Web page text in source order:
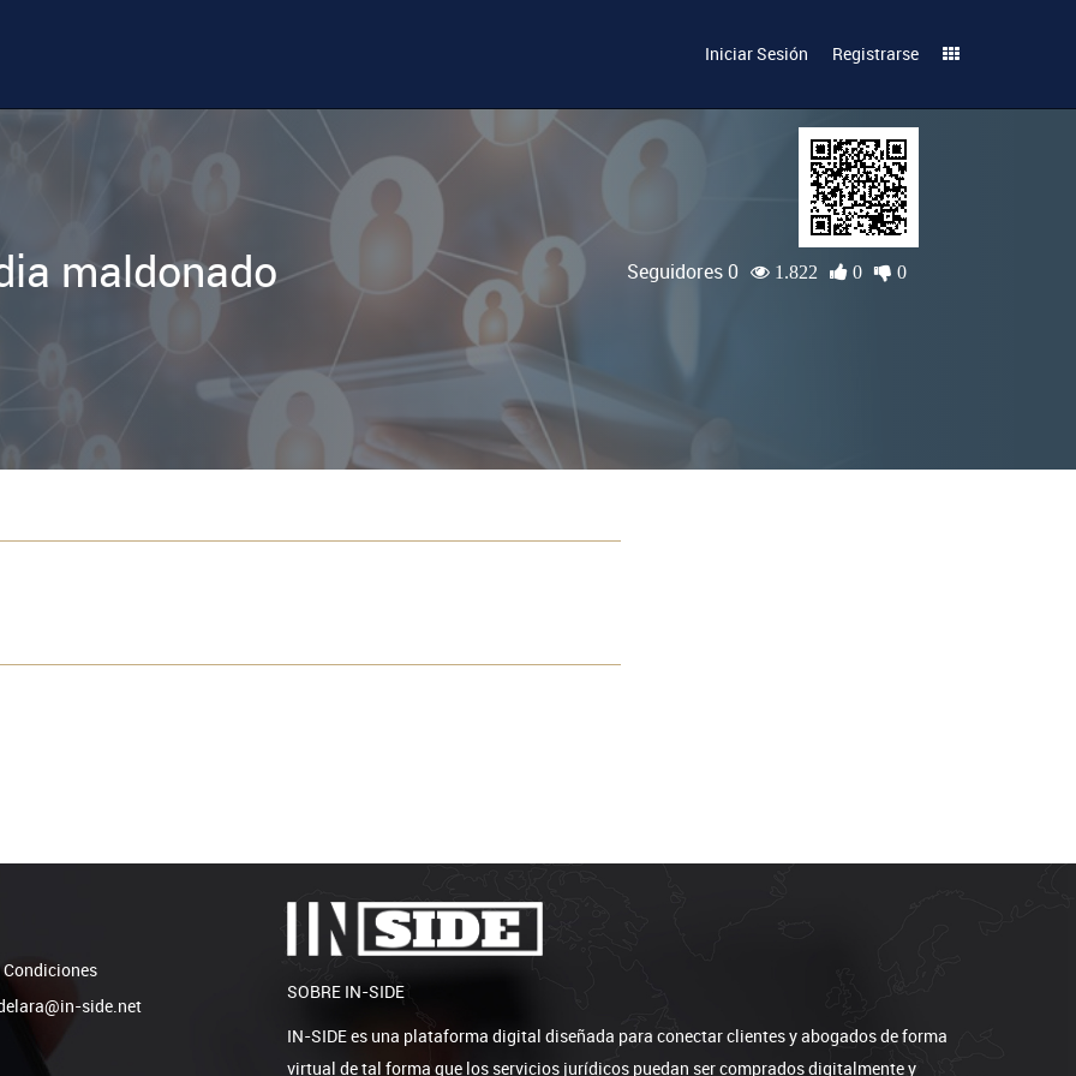
Iniciar Sesión Registrarse
maldonado Seguidores 0 1.822 0 0
side.net
SOBRE IN-SIDE
IN-SIDE es una plataforma digital diseñada para conectar clientes y abogados de forma
virtual de tal forma que los servicios jurídicos puedan ser comprados digitalmente y